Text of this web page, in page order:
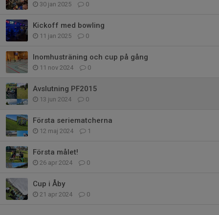
30 jan 2025 0
Kickoff med bowling
11 jan 2025 0
Inomhusträning och cup på gång
11 nov 2024 0
Avslutning PF2015
13 jun 2024 0
Första seriematcherna
12 maj 2024 1
Första målet!
26 apr 2024 0
Cup i Åby
21 apr 2024 0